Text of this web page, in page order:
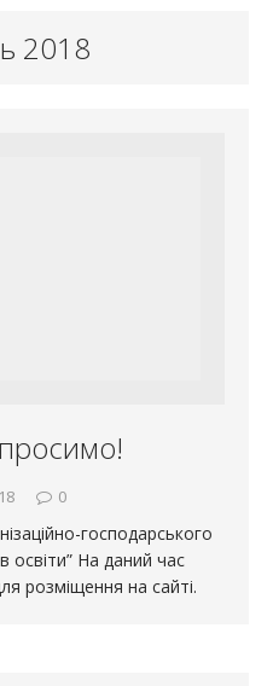
2018
0
господарського
освіти” На даний час
розміщення на сайті.